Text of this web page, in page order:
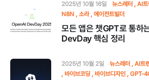
2025년 10월 16일 뉴스레터 AI트
N8N
소라 에이전트빌더
모든 앱은 챗GPT로 통하
DevDay 핵심 정리
2025년 10월 2일 뉴스레터 AI트
바이브코딩
바이브디자인 GPT-